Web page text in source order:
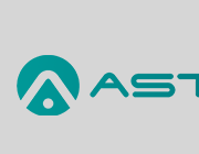
content